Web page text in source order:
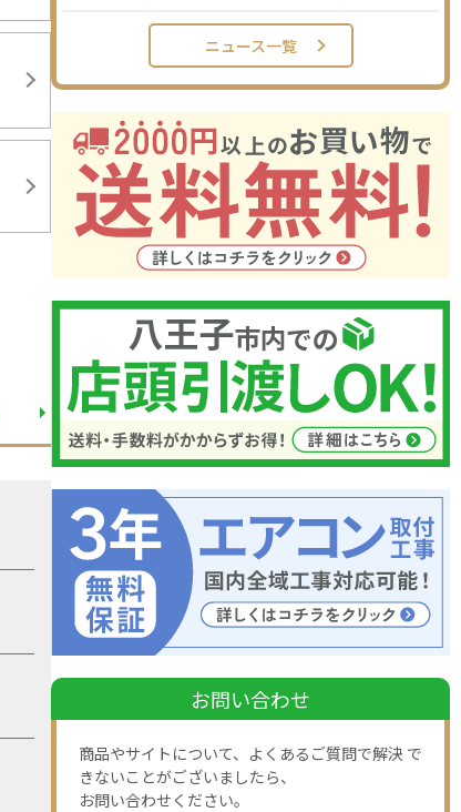
ニュース一覧
お問い合わせ
商品やサイトについて、よくあるご質問で解決 で
きないことがございましたら、
お問い合わせください。